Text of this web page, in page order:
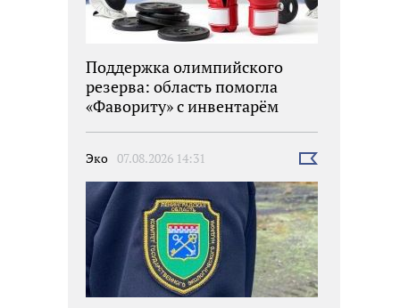
Поддержка олимпийского
резерва: область помогла
«Фавориту» с инвентарём
Эко 07.08.2026 14:31
Выбрать